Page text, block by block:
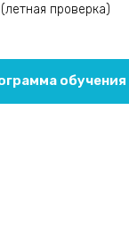
проверка)
обучения